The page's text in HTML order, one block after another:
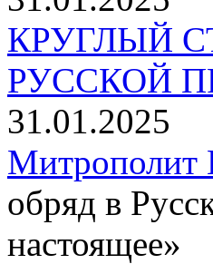
КРУГЛЫЙ
РУССКОЙ
31.01.2025
Митрополит
обряд в
настоящее»